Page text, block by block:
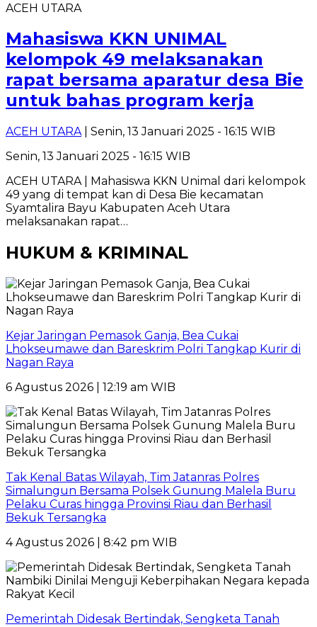
ACEH UTARA
Mahasiswa KKN UNIMAL
kelompok 49 melaksanakan
rapat bersama aparatur desa Bie
untuk bahas program kerja
ACEH UTARA| Senin, 13 Januari 2025 - 16:15 WIB
Senin, 13 Januari 2025 - 16:15 WIB
ACEH UTARA | Mahasiswa KKN Unimal dari kelompok
49 yang di tempat kan di Desa Bie kecamatan
Syamtalira Bayu Kabupaten Aceh Utara
melaksanakan rapat…
HUKUM & KRIMINAL
Kejar Jaringan Pemasok Ganja, Bea Cukai
Lhokseumawe dan Bareskrim Polri Tangkap Kurir di
Nagan Raya
6 Agustus 2026 | 12:19 am WIB
Tak Kenal Batas Wilayah, Tim Jatanras Polres
Simalungun Bersama Polsek Gunung Malela Buru
Pelaku Curas hingga Provinsi Riau dan Berhasil
Bekuk Tersangka
4 Agustus 2026 | 8:42 pm WIB
Pemerintah Didesak Bertindak, Sengketa Tanah